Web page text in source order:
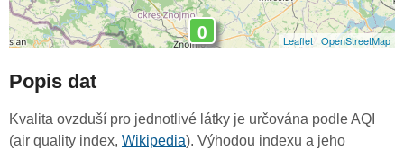
0 Leaflet | OpenStreetMap
Popis dat
Kvalita ovzduší pro jednotlivé látky je určována podle AQI
(air quality index, Wikipedia). Výhodou indexu a jeho